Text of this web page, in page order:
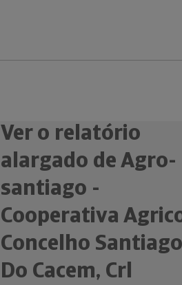
Ver o relatório
alargado de Agro-
santiago -
Cooperativa
Concelho Santiago
Do Cacem, Crl